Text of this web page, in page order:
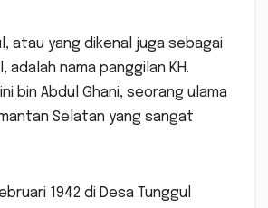
atau yang dikenal juga sebagai
adalah nama panggilan KH.
bin Abdul Ghani, seorang ulama
Selatan yang sangat
1942 di Desa Tunggul